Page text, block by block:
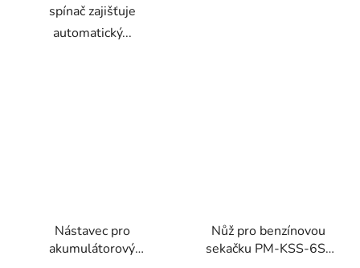
spínač zajišťuje
automatický...
Nástavec pro
akumulátorový
Nůž pro benzínovou
sekačku PM-KSS-6S-